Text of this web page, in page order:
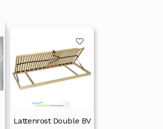
Lattenrost Double BV
weist
mehrere
Varianten
Optionen